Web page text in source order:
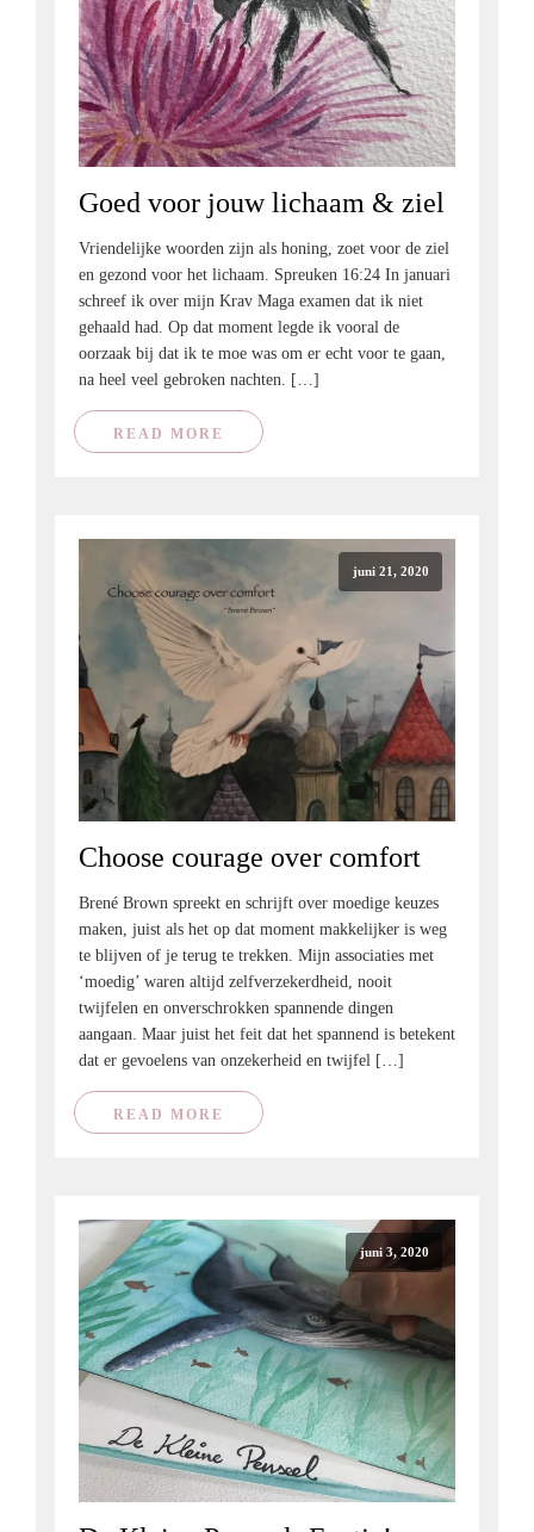
Goed voor jouw lichaam & ziel
Vriendelijke woorden zijn als honing, zoet voor de ziel
en gezond voor het lichaam. Spreuken 16:24 In januari
schreef ik over mijn Krav Maga examen dat ik niet
gehaald had. Op dat moment legde ik vooral de
oorzaak bij dat ik te moe was om er echt voor te gaan,
na heel veel gebroken nachten. […]
READ MORE
juni 21, 2020
Choose courage over comfort
Brené Brown spreekt en schrijft over moedige keuzes
maken, juist als het op dat moment makkelijker is weg
te blijven of je terug te trekken. Mijn associaties met
‘moedig’ waren altijd zelfverzekerdheid, nooit
twijfelen en onverschrokken spannende dingen
aangaan. Maar juist het feit dat het spannend is betekent
dat er gevoelens van onzekerheid en twijfel […]
READ MORE
juni 3, 2020